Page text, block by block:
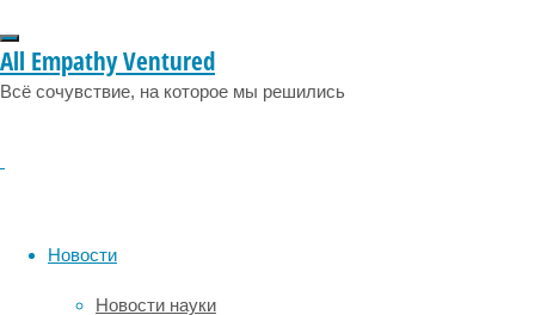
All Empathy Ventured
Всё сочувствие, на которое мы решились
Новости
Новости науки
детям
до
определённого
точку
ребёнку